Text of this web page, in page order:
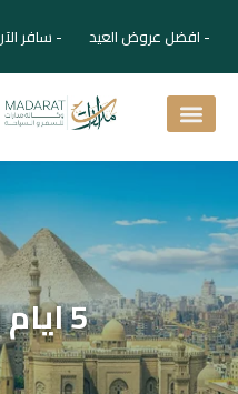
- افضل عروض العيد - سافر
5 ايام القاهره